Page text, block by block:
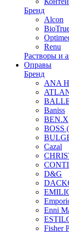
Бренд
Alcon
Renu
Растворы и
Оправы
Бренд
ANA
Baniss
BEN.X
BOSS
Cazal
D&G
Enni
Fisher